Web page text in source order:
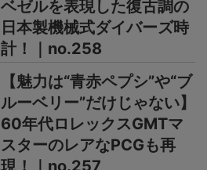
ベゼルを表現した復古調の
日本製機械式ダイバーズ時
計！｜no.258
【魅力は“青赤ペプシ”や“ブ
ルーベリー”だけじゃない】
60年代ロレックスGMTマ
スターのレアなPCGも再
現！｜no.257